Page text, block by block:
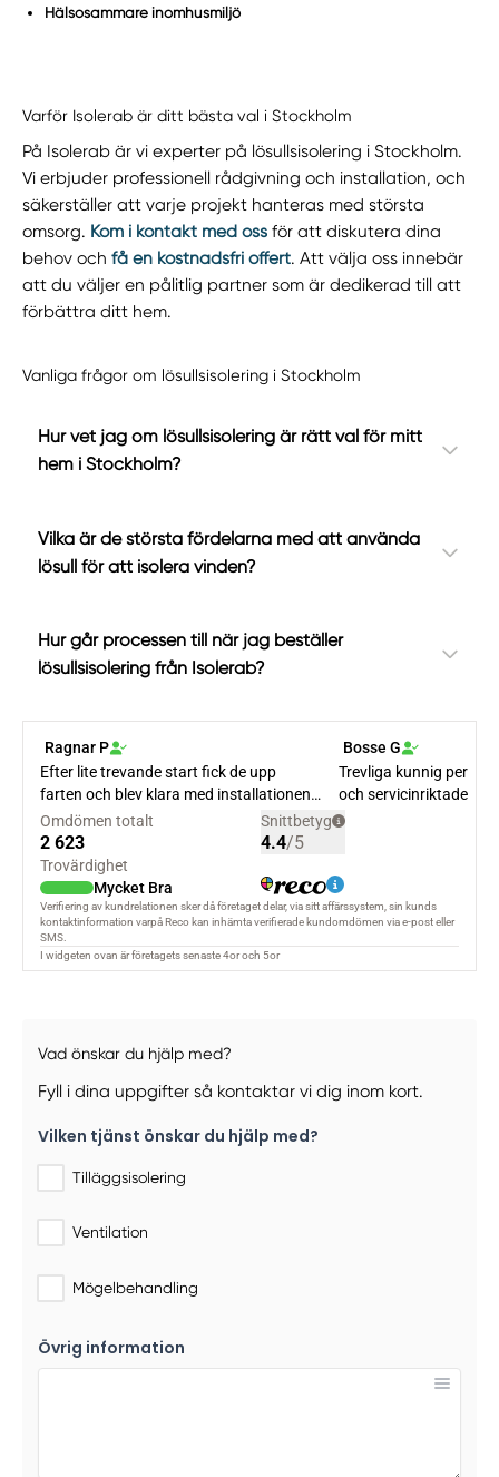
Hälsosammare inomhusmiljö
Varför Isolerab är ditt bästa val i Stockholm
På Isolerab är vi experter på lösullsisolering i Stockholm.
Vi erbjuder professionell rådgivning och installation, och
säkerställer att varje projekt hanteras med största
omsorg. Kom i kontakt med oss för att diskutera dina
behov ochfå en kostnadsfri offert. Att välja oss innebär
att du väljer en pålitlig partner som är dedikerad till att
förbättra ditt hem.
Vanliga frågor om lösullsisolering i Stockholm
Hur vet jag om lösullsisolering är rätt val för mitt
hem i Stockholm?
Vilka är de största fördelarna med att använda
lösull för att isolera vinden?
Hur går processen till när jag beställer
lösullsisolering från Isolerab?
Vad önskar du hjälp med?
Fyll i dina uppgifter så kontaktar vi dig inom kort.
Vilken tjänst önskar du hjälp med?
Tilläggsisolering
Ventilation
Mögelbehandling
Övrig information